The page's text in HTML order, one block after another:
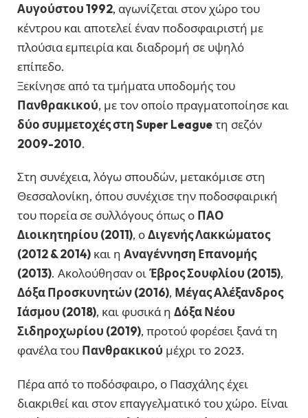
Αυγούστου 1992, αγωνίζεται στον χώρο του
κέντρου και αποτελεί έναν ποδοσφαιριστή με
πλούσια εμπειρία και διαδρομή σε υψηλό
επίπεδο.
Ξεκίνησε από τα τμήματα υποδομής του
Πανθρακικού, με τον οποίο πραγματοποίησε και
δύο συμμετοχές στη Super Leagueτη σεζόν
2009-2010.
Στη συνέχεια, λόγω σπουδών, μετακόμισε στη
Θεσσαλονίκη, όπου συνέχισε την ποδοσφαιρική
του πορεία σε συλλόγους όπως ο ΠΑΟ
Διοικητηρίου (2011), οΔιγενής Λακκώματος
(2012 & 2014) και η Αναγέννηση Επανομής
(2013). Ακολούθησαν οιΈβρος Σουφλίου (2015),
Δόξα Προσκυνητών (2016), Μέγας Αλέξανδρος
Ιάσμου (2018), και φυσικά η Δόξα Νέου
Σιδηροχωρίου (2019), προτού φορέσει ξανά τη
φανέλα του Πανθρακικού μέχρι το 2023.
Πέρα από το ποδόσφαιρο, ο Πασχάλης έχει
διακριθεί και στον επαγγελματικό του χώρο. Είναι